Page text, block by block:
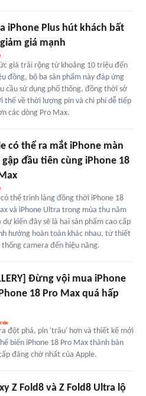
iPhone Plus hút khách bất
giá mạnh
giá trải rộng từ khoảng 10 triệu đến
đồng, bộ ba sản phẩm này đáp ứng
cầu sử dụng phổ thông, đồng thời sở
thế về thời lượng pin và chi phí dễ tiếp
các dòng Pro Max.
có thể ra mắt iPhone màn
gập đầu tiên cùng iPhone 18
thể trình làng đồng thời iPhone 18
và iPhone Ultra trong mùa thu năm
dự kiến đây sẽ là hai sản phẩm cao cấp
hướng hoàn toàn khác nhau, từ thiết
thống camera đến hiệu năng.
Đừng vội mua iPhone
18 Pro Max quá hấp
đột phá, pin 'trâu' hơn và thiết kế mới
biến iPhone 18 Pro Max thành bản
đáng chờ nhất của Apple.
Z Fold8 và Z Fold8 Ultra lộ